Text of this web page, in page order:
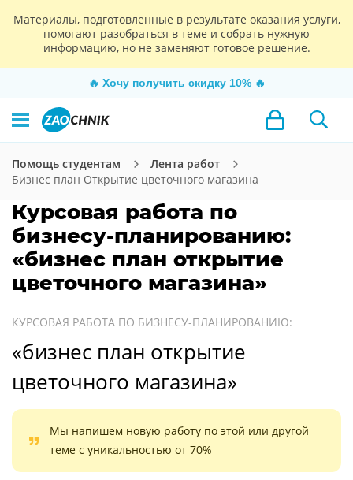
Материалы, подготовленные в результате оказания услуги,
помогают разобраться в теме и собрать нужную
информацию, но не заменяют готовое решение.
🔥 Хочу получить скидку 10% 🔥
Помощь студентам
Лента работ
Бизнес план Открытие цветочного магазина
Курсовая работа по
бизнесу-планированию:
«бизнес план открытие
цветочного магазина»
КУРСОВАЯ РАБОТА ПО БИЗНЕСУ-ПЛАНИРОВАНИЮ:
«бизнес план открытие
цветочного магазина»
Мы напишем новую работу по этой или другой
теме с уникальностью от 70%